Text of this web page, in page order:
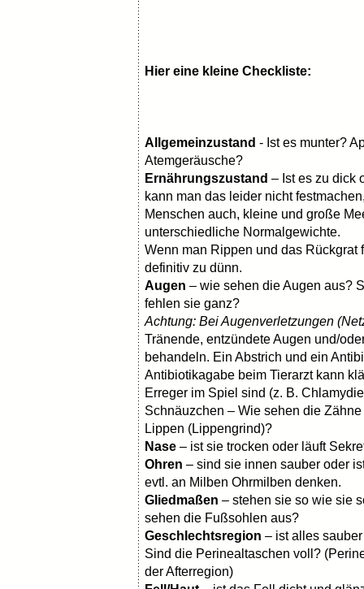
Hier eine kleine Checkliste:
Allgemeinzustand - Ist es munter?
Atemgeräusche?
Ernährungszustand – Ist es zu dick
kann man das leider nicht
Menschen auch, kleine und große
unterschiedliche Normalgewichte.
Wenn man Rippen und das
definitiv zu dünn.
Augen – wie sehen die Augen aus?
fehlen sie ganz?
Achtung: Bei Augenverletzungen
Tränende, entzündete Augen und/
behandeln. Ein Abstrich und ein
Antibiotikagabe beim Tierarzt kann
Erreger im Spiel sind (z. B.
Schnäuzchen – Wie sehen die
Lippen (Lippengrind)?
Nase – ist sie trocken oder läuft
Ohren – sind sie innen sauber oder
evtl. an Milben Ohrmilben denken.
Gliedmaßen – stehen sie so wie sie
sehen die Fußsohlen aus?
Geschlechtsregion – ist alles
Sind die Perinealtaschen voll?
der Afterregion)